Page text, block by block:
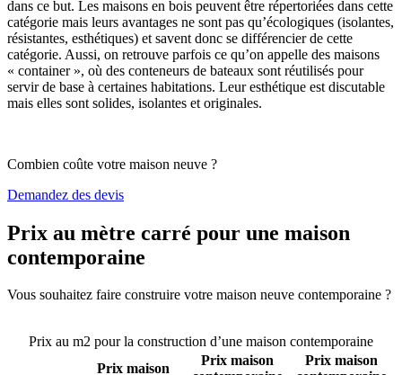
dans ce but. Les maisons en bois peuvent être répertoriées dans cette
catégorie mais leurs avantages ne sont pas qu’écologiques (isolantes,
résistantes, esthétiques) et savent donc se différencier de cette
catégorie. Aussi, on retrouve parfois ce qu’on appelle des maisons
« container », où des conteneurs de bateaux sont réutilisés pour
servir de base à certaines habitations. Leur esthétique est discutable
mais elles sont solides, isolantes et originales.
Combien coûte votre maison neuve ?
Demandez des devis
Prix au mètre carré pour une maison
contemporaine
Vous souhaitez faire construire votre maison neuve contemporaine ?
Prix au m2 pour la construction d’une maison contemporaine
Prix maison
Prix maison
Prix maison